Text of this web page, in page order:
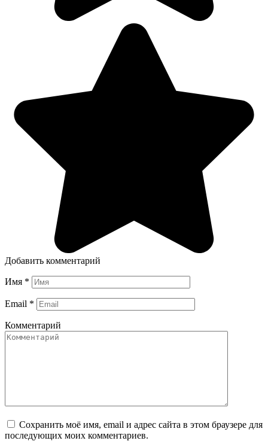
Добавить комментарий
Имя *
Email *
Комментарий
Сохранить моё имя, email и адрес сайта в этом браузере для
последующих моих комментариев.